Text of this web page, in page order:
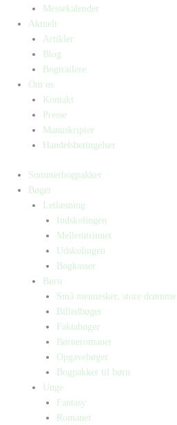
Messekalender
Aktuelt
Artikler
Blog
Bogtrailere
Om os
Kontakt
Presse
Manuskripter
Handelsbetingelser
Sommerbogpakker
Bøger
Letlæsning
Indskolingen
Mellemtrinnet
Udskolingen
Bogkasser
Børn
Små mennesker, store drømme
Billedbøger
Faktabøger
Børneromaner
Opgavebøger
Bogpakker til børn
Unge
Fantasy
Romaner